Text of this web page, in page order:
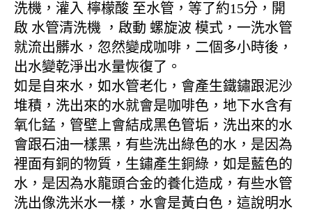
洗機，灌入 檸檬酸 至水管，等了約15分，開
啟 水管清洗機 ，啟動 螺旋波 模式，一洗水管
就流出髒水，忽然變成咖啡，二個多小時後，
出水變乾淨出水量恢復了。
如是自來水，如水管老化，會產生鐵鏽跟泥沙
堆積，洗出來的水就會是咖啡色，地下水含有
氧化錳，管壁上會結成黑色管垢，洗出來的水
會跟石油一樣黑，有些洗出綠色的水，是因為
裡面有銅的物質，生鏽產生銅綠，如是藍色的
水，是因為水龍頭合金的養化造成，有些水管
洗出像洗米水一樣，水會是黃白色，這說明水